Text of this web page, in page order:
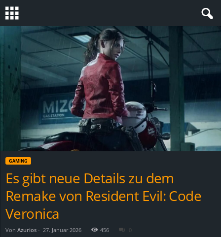
GAMING
Es gibt neue Details zu dem
Remake von Resident Evil: Code
Veronica
Von Azurios - 27. Januar 2026 456 0